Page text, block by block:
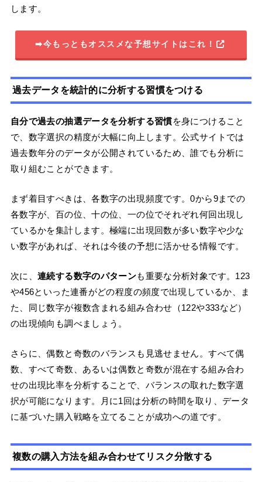
します。
➡今もっともオススメな予想サイトはこれ！
過去データを統計的に分析する習慣をつける
自分で過去の抽選データを分析する習慣を身につけること
で、数字選択の精度が大幅に向上します。公式サイトでは
過去数年分のデータが公開されているため、誰でも分析に
取り組むことができます。
まず着目すべきは、各数字の出現頻度です。0から9までの
各数字が、百の位、十の位、一の位でそれぞれ何回出現し
ているかを集計します。極端に出現回数が多い数字や少な
い数字があれば、それは今後の予想に活かせる情報です。
次に、連続する数字のパターンも重要な分析対象です。123
や456といった連番がどの程度の頻度で出現しているか、ま
た、同じ数字が複数含まれる組み合わせ（122や333など）
の出現傾向も調べましょう。
さらに、偶数と奇数のバランスも見逃せません。すべて偶
数、すべて奇数、あるいは偶数と奇数が混在する組み合わ
せの出現比率を分析することで、バランスの取れた数字選
択が可能になります。月に1回は分析の時間を取り、データ
に基づいた購入戦略を立てることが成功への道です。
複数の購入方法を組み合わせてリスク分散する